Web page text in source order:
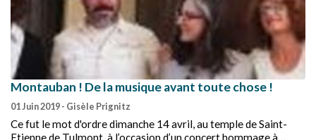
Montauban ! De la musique avant toute chose !
01 Juin 2019- Gisèle Prignitz
Ce fut le mot d'ordre dimanche 14 avril, au temple de Saint-
Etienne de Tulmont, à l’occasion d’un concert hommage à